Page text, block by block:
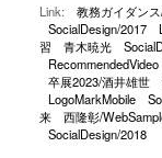
Link:
教務ガイダン
SocialDesign/2017
習
青木暁光
RecommendedVideo
卒展2023/酒井雄世
LogoMarkMobile
来
西隆彰/
SocialDesign/2018